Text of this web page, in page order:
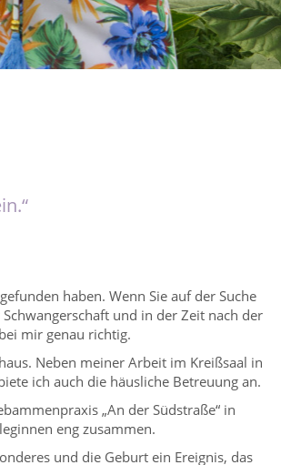
haben. Wenn Sie auf der Suche
und in der Zeit nach der
mir genau richtig.
Neben meiner Arbeit im Kreißsaal in
ich auch die häusliche Betreuung an.
„An der Südstraße“ in
eng zusammen.
und die Geburt ein Ereignis, das